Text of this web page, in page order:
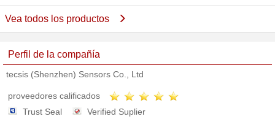
Vea todos los productos
Perfil de la compañía
tecsis (Shenzhen) Sensors Co., Ltd
proveedores calificados
Trust Seal
Verified Suplier